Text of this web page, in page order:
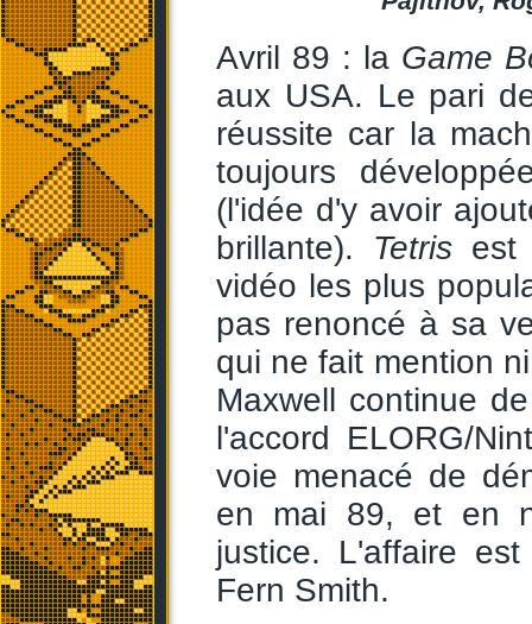
Avril 89 : la Game
aux USA. Le pari
réussite car la
toujours
(l'idée d'y avoir
brillante). Tetris est
vidéo les plus
pas renoncé à sa
qui ne fait mention
Maxwell continue
l'accord ELORG/
voie menacé de
en mai 89, et en
justice. L'affaire
Fern Smith.